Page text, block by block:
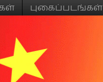
புகைப்படங்கள்